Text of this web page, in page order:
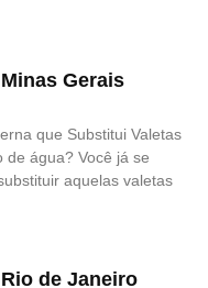
Gerais
que Substitui Valetas
de água? Você já se
aquelas valetas
de Janeiro